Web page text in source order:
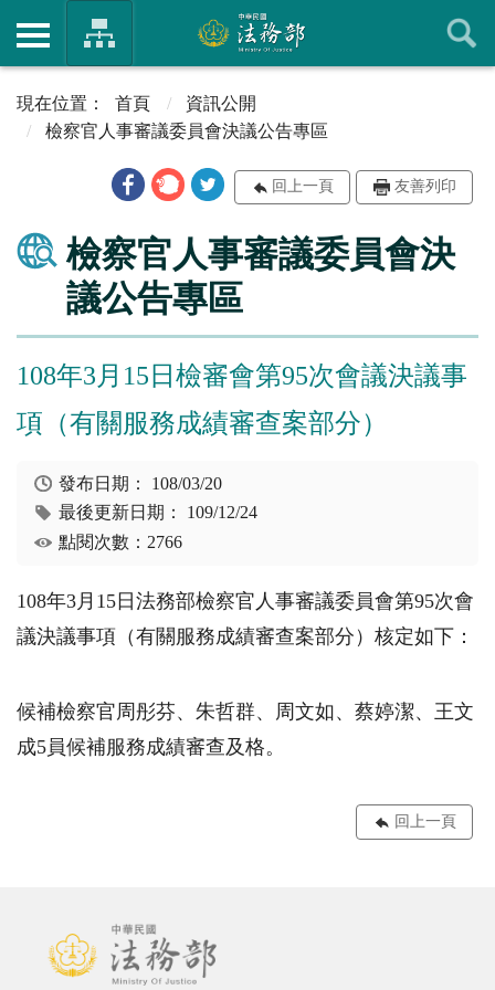
首頁
資訊公開
檢察官人事審議委員會決議公告專區
回上一頁 友善列印
檢察官人事審議委員會決
議公告專區
108年3月15日檢審會第95次會議決議事
項（有關服務成績審查案部分）
發布日期： 108/03/20
最後更新日期： 109/12/24
點閱次數：2766
108年3月15日法務部檢察官人事審議委員會第95次會
議決議事項（有關服務成績審查案部分）核定如下：
候補檢察官周彤芬、朱哲群、周文如、蔡婷潔、王文
成5員候補服務成績審查及格。
回上一頁